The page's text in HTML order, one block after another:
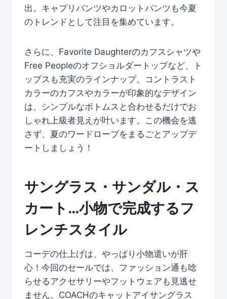
出。キャプリパンツやカロットパンツも今夏
のトレンドとして注目を集めています。
さらに、Favorite Daughterのカフスシャツや
Free Peopleのオフショルダートップなど、ト
ップスも充実のラインナップ。コントラスト
カラーのカフスやカラーが印象的なデザイン
は、シンプルなボトムスと合わせるだけでお
しゃれ上級者見えが叶います。この機会を逃
さず、夏のワードローブをまるごとアップデ
ートしましょう！
サングラス・サンダル・ス
カート…小物で完成するフ
レンチスタイル
コーデの仕上げは、やっぱり小物遣いが肝
心！今回のセールでは、ファッション通も唸
らせるアクセサリーやフットウェアも見逃せ
ません。COACHのキャットアイサングラス